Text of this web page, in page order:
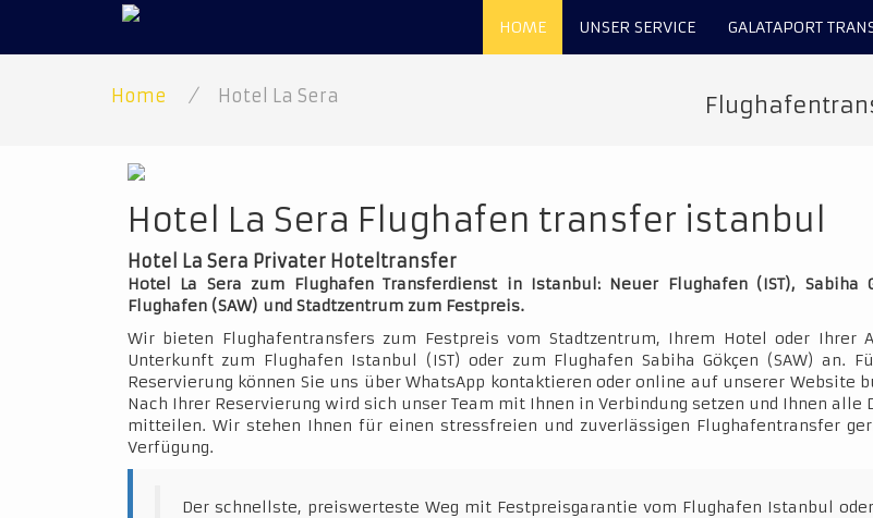
HOME UNSER SERVICE GALATAPORT
Home / Hotel La Sera
Hotel La Sera Flughafen transfer istanbul
Hotel La Sera Privater Hoteltransfer
Hotel La Sera zum Flughafen Transferdienst in Istanbul: Neuer Flughafen (IST), Sabiha
Flughafen (SAW) und Stadtzentrum zum Festpreis.
Wir bieten Flughafentransfers zum Festpreis vom Stadtzentrum, Ihrem Hotel oder Ihrer
Unterkunft zum Flughafen Istanbul (IST) oder zum Flughafen Sabiha Gökçen (SAW) an.
Reservierung können Sie uns über WhatsApp kontaktieren oder online auf unserer Website
Nach Ihrer Reservierung wird sich unser Team mit Ihnen in Verbindung setzen und Ihnen alle
mitteilen. Wir stehen Ihnen für einen stressfreien und zuverlässigen Flughafentransfer
Verfügung.
Der schnellste, preiswerteste Weg mit Festpreisgarantie vom Flughafen Istanbul oder